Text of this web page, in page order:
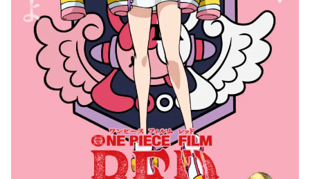
【画像】顔100点、体30点の
女ｗｗｗ
Powered by livedoor 相互RSS
＝韓国の反応
韓国人「韓国が韓国株式の暴
落で失ったとんでもない規模の
国民年金の金額がこちら…」
→「韓国の未来が…（ﾌﾞﾙﾌﾞ
ﾙ」＝韓国の反応
韓国人「日本には韓国みたい
なドラッグストアがないので韓
国が羨ましくて羨ましくて仕方